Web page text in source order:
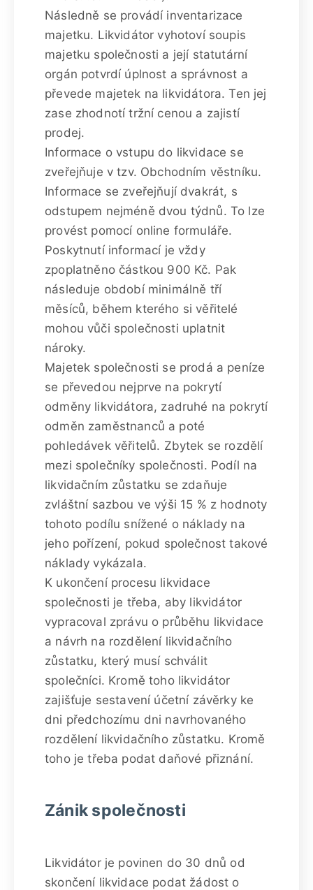
Následně se provádí inventarizace
majetku. Likvidátor vyhotoví soupis
majetku společnosti a její statutární
orgán potvrdí úplnost a správnost a
převede majetek na likvidátora. Ten jej
zase zhodnotí tržní cenou a zajistí
prodej.
Informace o vstupu do likvidace se
zveřejňuje v tzv. Obchodním věstníku.
Informace se zveřejňují dvakrát, s
odstupem nejméně dvou týdnů. To lze
provést pomocí online formuláře.
Poskytnutí informací je vždy
zpoplatněno částkou 900 Kč. Pak
následuje období minimálně tří
měsíců, během kterého si věřitelé
mohou vůči společnosti uplatnit
nároky.
Majetek společnosti se prodá a peníze
se převedou nejprve na pokrytí
odměny likvidátora, zadruhé na pokrytí
odměn zaměstnanců a poté
pohledávek věřitelů. Zbytek se rozdělí
mezi společníky společnosti. Podíl na
likvidačním zůstatku se zdaňuje
zvláštní sazbou ve výši 15 % z hodnoty
tohoto podílu snížené o náklady na
jeho pořízení, pokud společnost takové
náklady vykázala.
K ukončení procesu likvidace
společnosti je třeba, aby likvidátor
vypracoval zprávu o průběhu likvidace
a návrh na rozdělení likvidačního
zůstatku, který musí schválit
společníci. Kromě toho likvidátor
zajišťuje sestavení účetní závěrky ke
dni předchozímu dni navrhovaného
rozdělení likvidačního zůstatku. Kromě
toho je třeba podat daňové přiznání.
Zánik společnosti
Likvidátor je povinen do 30 dnů od
skončení likvidace podat žádost o